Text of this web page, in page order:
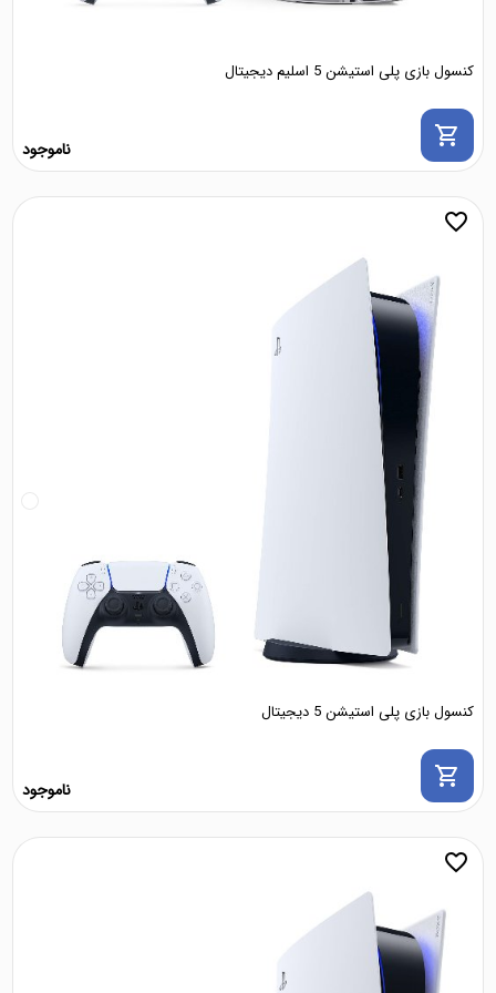
کنسول بازی پلی استیشن 5 اسلیم دیجیتال
ناموجود
shopping_cart
favorite_border
کنسول بازی پلی استیشن 5 دیجیتال
ناموجود
shopping_cart
favorite_border